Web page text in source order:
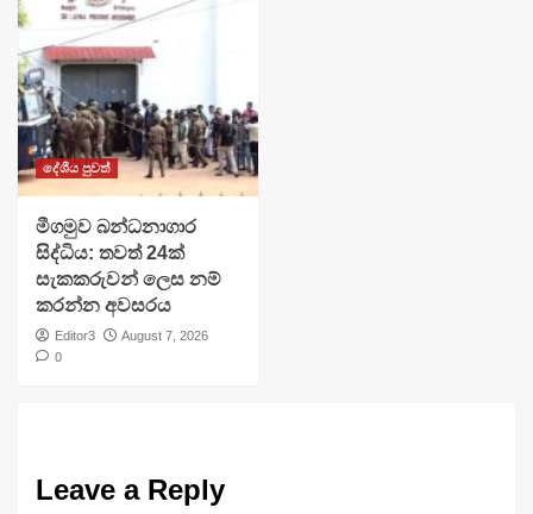
දේශීය පුවත්
මීගමුව බන්ධනාගාර
සිද්ධිය: තවත් 24ක්
සැකකරුවන් ලෙස නම්
කරන්න අවසරය
Editor3
August 7, 2026
0
Leave a Reply